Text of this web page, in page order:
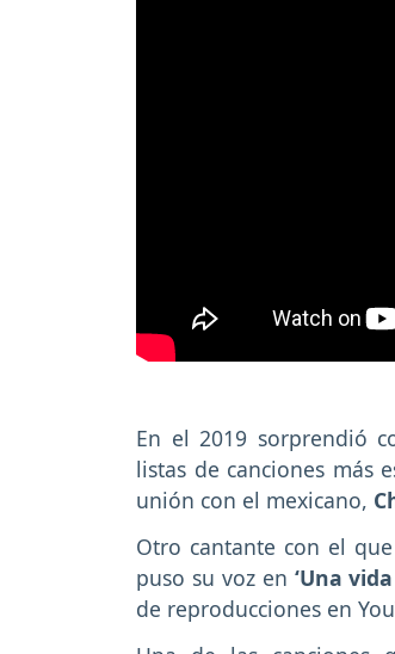
En el 2019 sorprendió
listas de canciones más
unión con el mexicano,
Otro cantante con el
puso su voz en ‘Una
de reproducciones en